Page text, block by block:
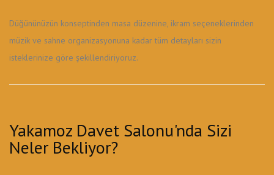
Düğününüzün konseptinden masa düzenine, ikram seçeneklerinden
müzik ve sahne organizasyonuna kadar tüm detayları sizin
isteklerinize göre şekillendiriyoruz.
Yakamoz Davet Salonu'nda Sizi
Neler Bekliyor?